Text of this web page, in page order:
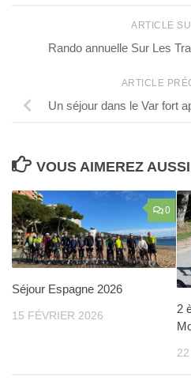
ARTICLE
Rando annuelle Sur Les
ARTICLE
Un séjour dans le Var fort
VOUS AIMEREZ
0
Séjour Espagne 2026
15 FÉVRIER 2026
2